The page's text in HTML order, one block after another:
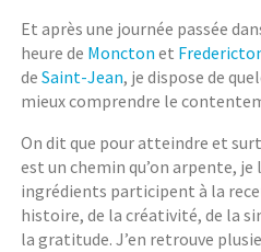
Et après une journée passée
heure de Monctonet
deSaint-Jean, je dispose de
mieux comprendre le
On dit que pour atteindre et
est un chemin qu’on arpente,
ingrédients participent à la
histoire, de la créativité, de la
la gratitude. J’en retrouve